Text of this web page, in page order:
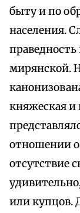
быту и по
населения.
мирянской.
княжеская и
отношении
отсутствие
или купцов.